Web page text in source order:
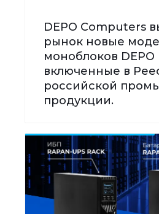
DEPO Computers
рынок новые
моноблоков DEPO
включенные в
российской
продукции.